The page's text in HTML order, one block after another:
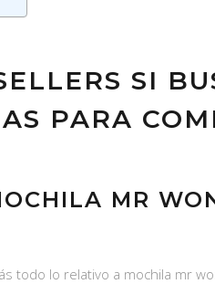
SI
PARA
MR
todo lo relativo a mochila mr